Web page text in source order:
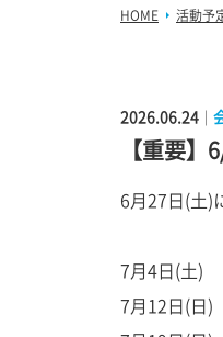
HOME 活動予
2026.06.24 ｜
【重要
6月27日(土)
7月4日(土)
7月12日(日)